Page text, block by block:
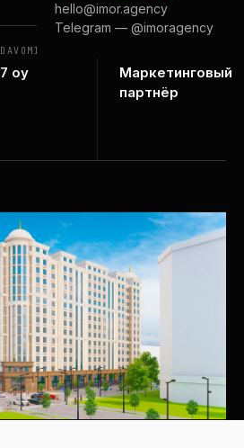
hello@imor.agency
Telegram — @imoragency
DAVOMIYLIGI
7 oy
Маркетинговый
партнёр